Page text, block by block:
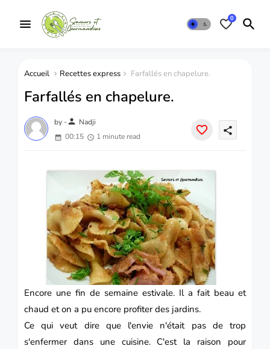
0
Accueil Recettes express Farfallés en chapelure.
Farfallés en chapelure.
by -person Nadji
00:15
1 minute read
share
Encore une fin de semaine estivale. Il a fait beau et
chaud et on a pu encore profiter des jardins.
Ce qui veut dire que l'envie n'était pas de trop
s'enfermer dans une cuisine. C'est la raison pour